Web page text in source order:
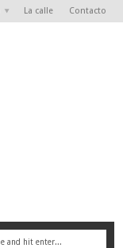
La calle Contacto